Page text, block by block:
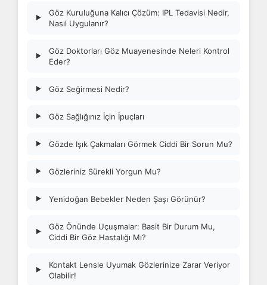
▶
Göz Kuruluğuna Kalıcı Çözüm: IPL Tedavisi Nedir,
Nasıl Uygulanır?
▶
Göz Doktorları Göz Muayenesinde Neleri Kontrol
Eder?
▶ Göz Seğirmesi Nedir?
▶ Göz Sağlığınız İçin İpuçları
▶ Gözde Işık Çakmaları Görmek Ciddi Bir Sorun Mu?
▶ Gözleriniz Sürekli Yorgun Mu?
▶ Yenidoğan Bebekler Neden Şaşı Görünür?
▶
Göz Önünde Uçuşmalar: Basit Bir Durum Mu,
Ciddi Bir Göz Hastalığı Mı?
▶
Kontakt Lensle Uyumak Gözlerinize Zarar Veriyor
Olabilir!